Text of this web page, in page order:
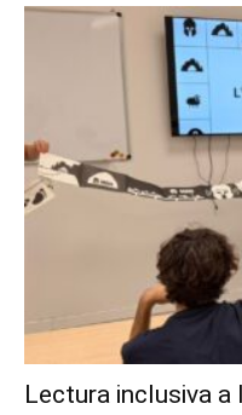
Lectura inclusiva a